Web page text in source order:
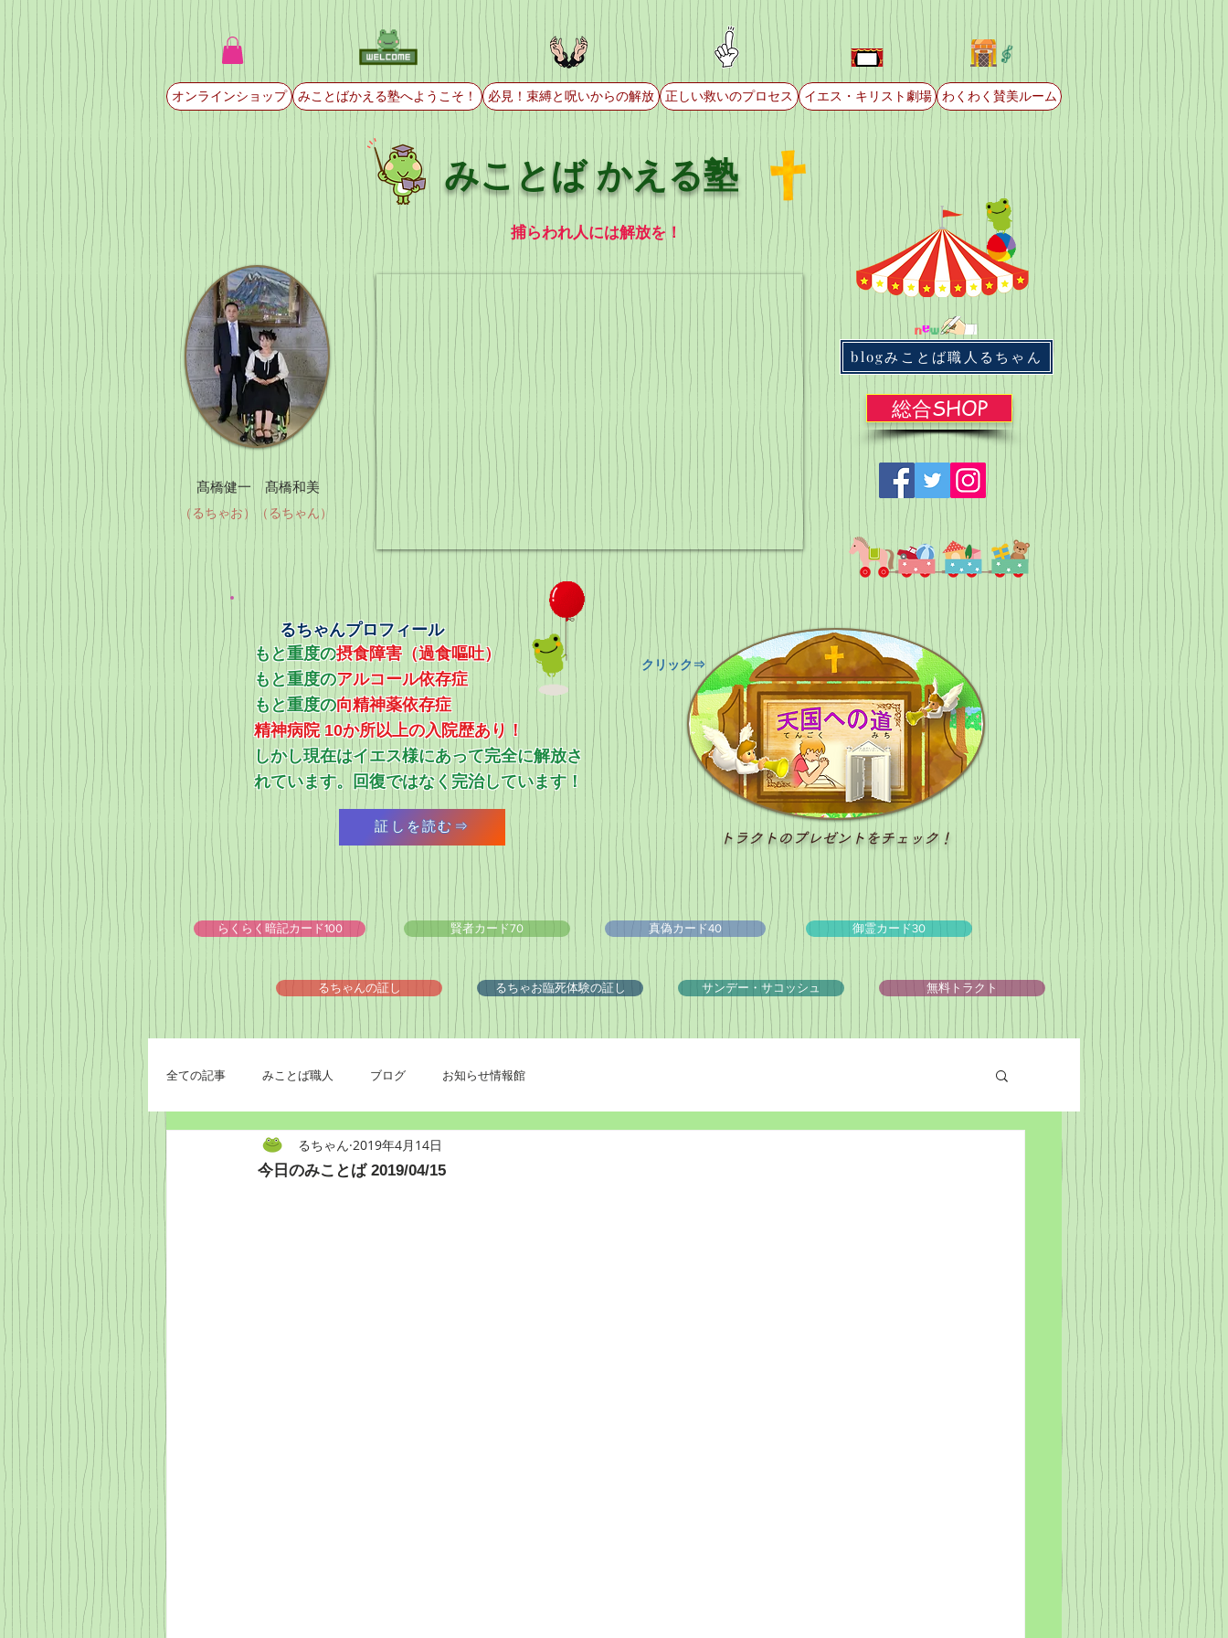
オンラインショップ みことばかえる塾へようこそ！ 必見！束縛と呪いからの解放 正しい救いのプロセス イエス・キリスト劇場 わくわく賛美ルーム
髙橋健一 髙橋和美
（るちゃお）（るちゃん）
みことば かえる塾
捕らわれ人には解放を！
blogみことば職人るちゃん
総合SHOP
るちゃんプロフィール
もと重度の摂食障害（過食嘔吐）
もと重度のアルコール依存症
​もと重度の向精神薬依存症
精神病院 10か所以上の入院歴あり！
​しかし現在はイエス様にあって完全に解放さ
れています。回復ではなく完治しています！
証しを読む⇒
​クリック⇒
トラクトのプレゼントをチェック！
らくらく暗記カード100 賢者カード70 真偽カード40 御霊カード30
るちゃんの証し るちゃお臨死体験の証し サンデー・サコッシュ 無料トラクト
全ての記事 みことば職人 ブログ お知らせ情報館
今日のみことば 2019/04/15
るちゃん 2019年4月14日